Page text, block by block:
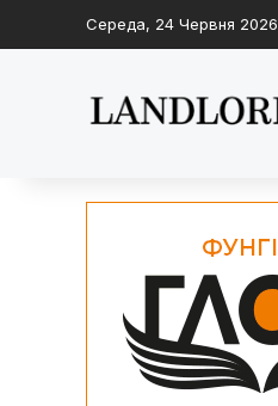
Середа, 24 Червня 2026